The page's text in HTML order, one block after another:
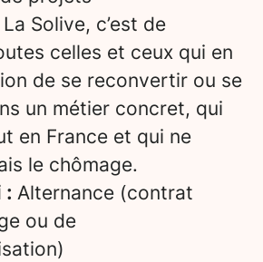
Solive, c’est de
celles et ceux qui en
de se reconvertir ou se
un métier concret, qui
en France et qui ne
le chômage.
: Alternance (contrat
ou de